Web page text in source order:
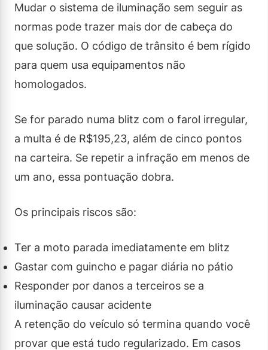
Mudar o sistema de iluminação sem seguir as
normas pode trazer mais dor de cabeça do
que solução. O código de trânsito é bem rígido
para quem usa equipamentos não
homologados.
Se for parado numa blitz com o farol irregular,
a multa é de R$195,23, além de cinco pontos
na carteira. Se repetir a infração em menos de
um ano, essa pontuação dobra.
Os principais riscos são:
Ter a moto parada imediatamente em blitz
Gastar com guincho e pagar diária no pátio
Responder por danos a terceiros se a
iluminação causar acidente
A retenção do veículo só termina quando você
provar que está tudo regularizado. Em casos